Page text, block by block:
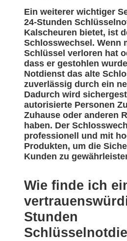
Ein weiterer wichtiger
24-Stunden
Kalscheuren bietet, ist
Schlosswechsel. Wenn
Schlüssel verloren hat
dass er gestohlen
Notdienst das alte
zuverlässig durch ein
Dadurch wird
autorisierte Personen
Zuhause oder anderen
haben. Der
professionell und mit
Produkten, um die
Kunden zu
Wie finde ich
Stunden